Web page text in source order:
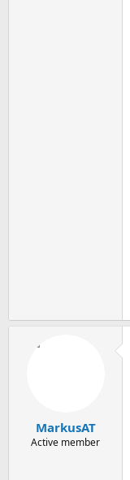
MarkusAT
Active member